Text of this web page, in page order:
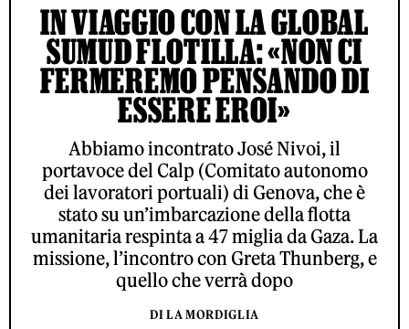
IN VIAGGIO CON LA GLOBAL
SUMUD FLOTILLA: «NON CI
FERMEREMO PENSANDO DI
ESSERE EROI»
Abbiamo incontrato José Nivoi, il
portavoce del Calp (Comitato autonomo
dei lavoratori portuali) di Genova, che è
stato su un’imbarcazione della flotta
umanitaria respinta a 47 miglia da Gaza. La
missione, l’incontro con Greta Thunberg, e
quello che verrà dopo
DI LA MORDIGLIA